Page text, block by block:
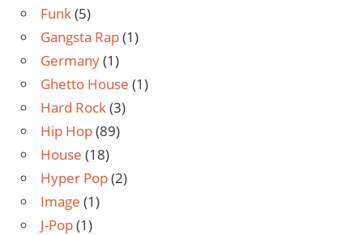
Funk(5)
Gangsta Rap(1)
Germany(1)
Ghetto House (1)
Hard Rock(3)
Hip Hop(89)
House (18)
Hyper Pop(2)
Image (1)
J-Pop(1)